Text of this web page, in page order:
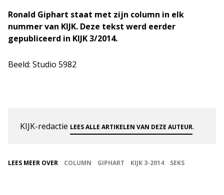
Ronald Giphart staat met zijn column in elk
nummer van KIJK. Deze tekst werd eerder
gepubliceerd in KIJK 3/2014.
Beeld: Studio 5982
KIJK-redactie LEES ALLE ARTIKELEN VAN DEZE AUTEUR.
LEES MEER OVER COLUMN GIPHART KIJK 3-2014 SEKS